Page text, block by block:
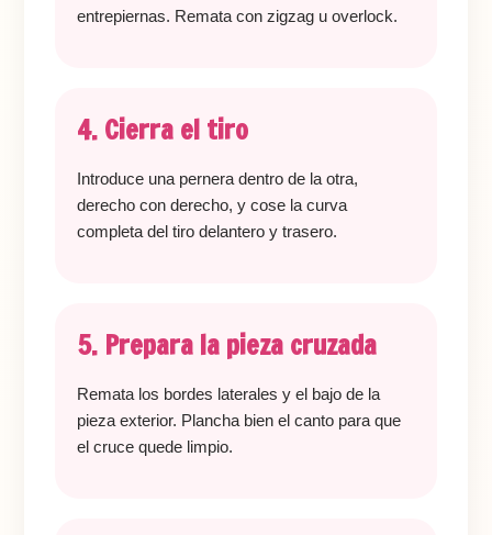
entrepiernas. Remata con zigzag u overlock.
4. Cierra el tiro
Introduce una pernera dentro de la otra,
derecho con derecho, y cose la curva
completa del tiro delantero y trasero.
5. Prepara la pieza cruzada
Remata los bordes laterales y el bajo de la
pieza exterior. Plancha bien el canto para que
el cruce quede limpio.